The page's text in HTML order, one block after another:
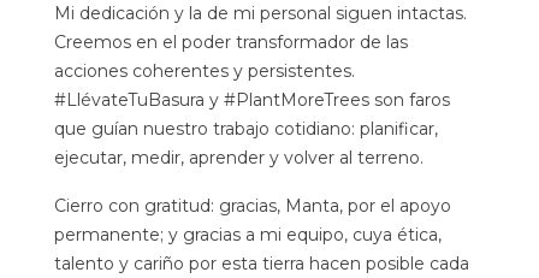
Mi dedicación y la de mi personal siguen intactas.
Creemos en el poder transformador de las
acciones coherentes y persistentes.
#LlévateTuBasura y #PlantMoreTrees son faros
que guían nuestro trabajo cotidiano: planificar,
ejecutar, medir, aprender y volver al terreno.
Cierro con gratitud: gracias, Manta, por el apoyo
permanente; y gracias a mi equipo, cuya ética,
talento y cariño por esta tierra hacen posible cada